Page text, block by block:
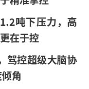
1.2吨下压力，高
在于控
驾控超级大脑协
角